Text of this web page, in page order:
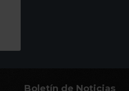
Boletín de Noticias